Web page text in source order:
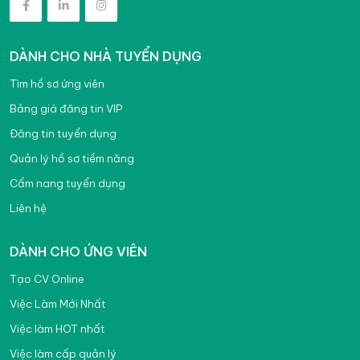
Khác
Việc làm Lạng Sơn
Việc làm Lào Cai
Việc làm Lâm Đồng
Việc làm Nghệ An
Việc làm Ninh Bình
Việc làm Ninh Thuận
Việc làm Phú Thọ
Việc làm Phú Yên
Việc làm Quảng Bình
DÀNH CHO NHÀ TUYỂN DỤNG
Tìm hồ sơ ứng viên
Bảng giá đăng tin VIP
Đăng tin tuyển dụng
Quản lý hồ sơ tiềm năng
Cẩm nang tuyển dụng
Liên hệ
DÀNH CHO ỨNG VIÊN
Tạo CV Online
Việc Làm Mới Nhất
Việc làm HOT nhất
Việc làm cấp quản lý